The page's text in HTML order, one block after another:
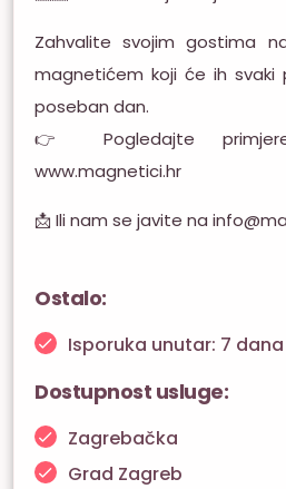
Zahvalite svojim gostima
magnetićem koji će ih
poseban dan.
👉 Pogledajte
www.magnetici.hr
📩 Ili nam se javite na
Ostalo:
Isporuka unutar: 7 dana
Dostupnost usluge:
Zagrebačka
Grad Zagreb